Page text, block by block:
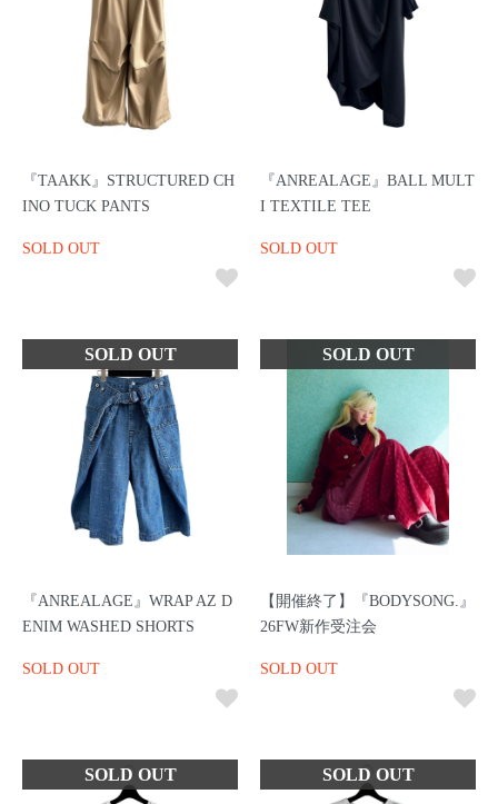
『TAAKK』STRUCTURED CH
INO TUCK PANTS
SOLD OUT
『ANREALAGE』BALL MULT
I TEXTILE TEE
SOLD OUT
『ANREALAGE』WRAP AZ D
ENIM WASHED SHORTS
SOLD OUT
【開催終了】『BODYSONG.』
26FW新作受注会
SOLD OUT